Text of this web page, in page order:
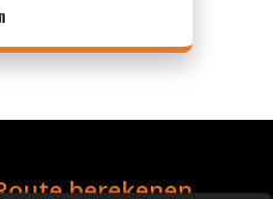
berekenen